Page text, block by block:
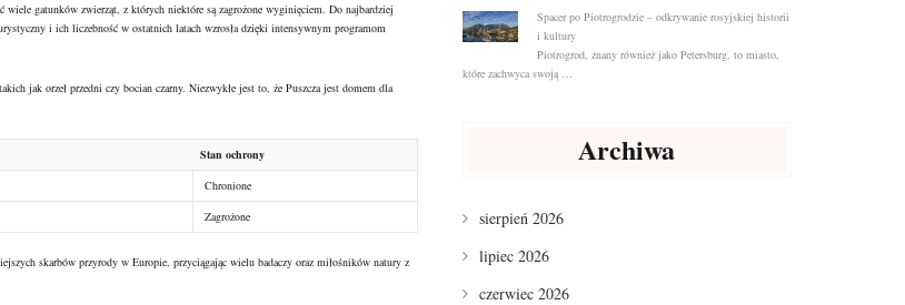
gatunków zwierząt, z których niektóre są zagrożone wyginięciem. Do najbardziej
i ich liczebność w ostatnich latach wzrosła dzięki intensywnym programom
jak orzeł przedni czy bocian czarny. Niezwykłe jest to, że Puszcza jest domem dla
Stan ochrony
Chronione
Zagrożone
skarbów przyrody w Europie, przyciągając wielu badaczy oraz miłośników natury z
Spacer po Piotrogrodzie – odkrywanie rosyjskiej historii
i kultury
Piotrogrod, znany również jako Petersburg, to miasto,
które zachwyca swoją …
Archiwa
sierpień 2026
lipiec 2026
czerwiec 2026